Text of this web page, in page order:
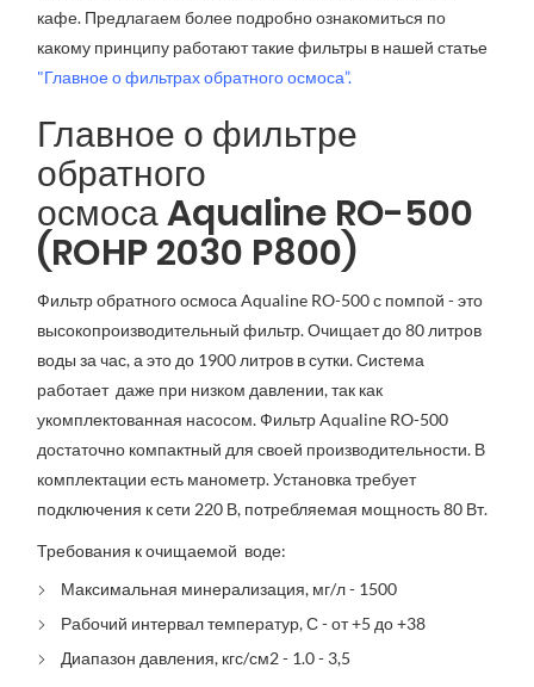
кафе. Предлагаем более подробно ознакомиться по
какому принципу работают такие фильтры в нашей статье
"Главное о фильтрах обратного осмоса”.
Главное о фильтре
обратного
осмосаAqualine RO-500
(ROHP 2030 P800)
Фильтр обратного осмоса Aqualine RO-500 с помпой - это
высокопроизводительный фильтр. Очищает до 80 литров
воды за час, а это до 1900 литров в сутки. Система
работает даже при низком давлении, так как
укомплектованная насосом. Фильтр Aqualine RO-500
достаточно компактный для своей производительности. В
комплектации есть манометр. Установка требует
подключения к сети 220 В, потребляемая мощность 80 Вт.
Требования к очищаемой воде:
Максимальная минерализация, мг/л - 1500
Рабочий интервал температур, С - от +5 до +38
Диапазон давления, кгс/см2 - 1.0 - 3,5